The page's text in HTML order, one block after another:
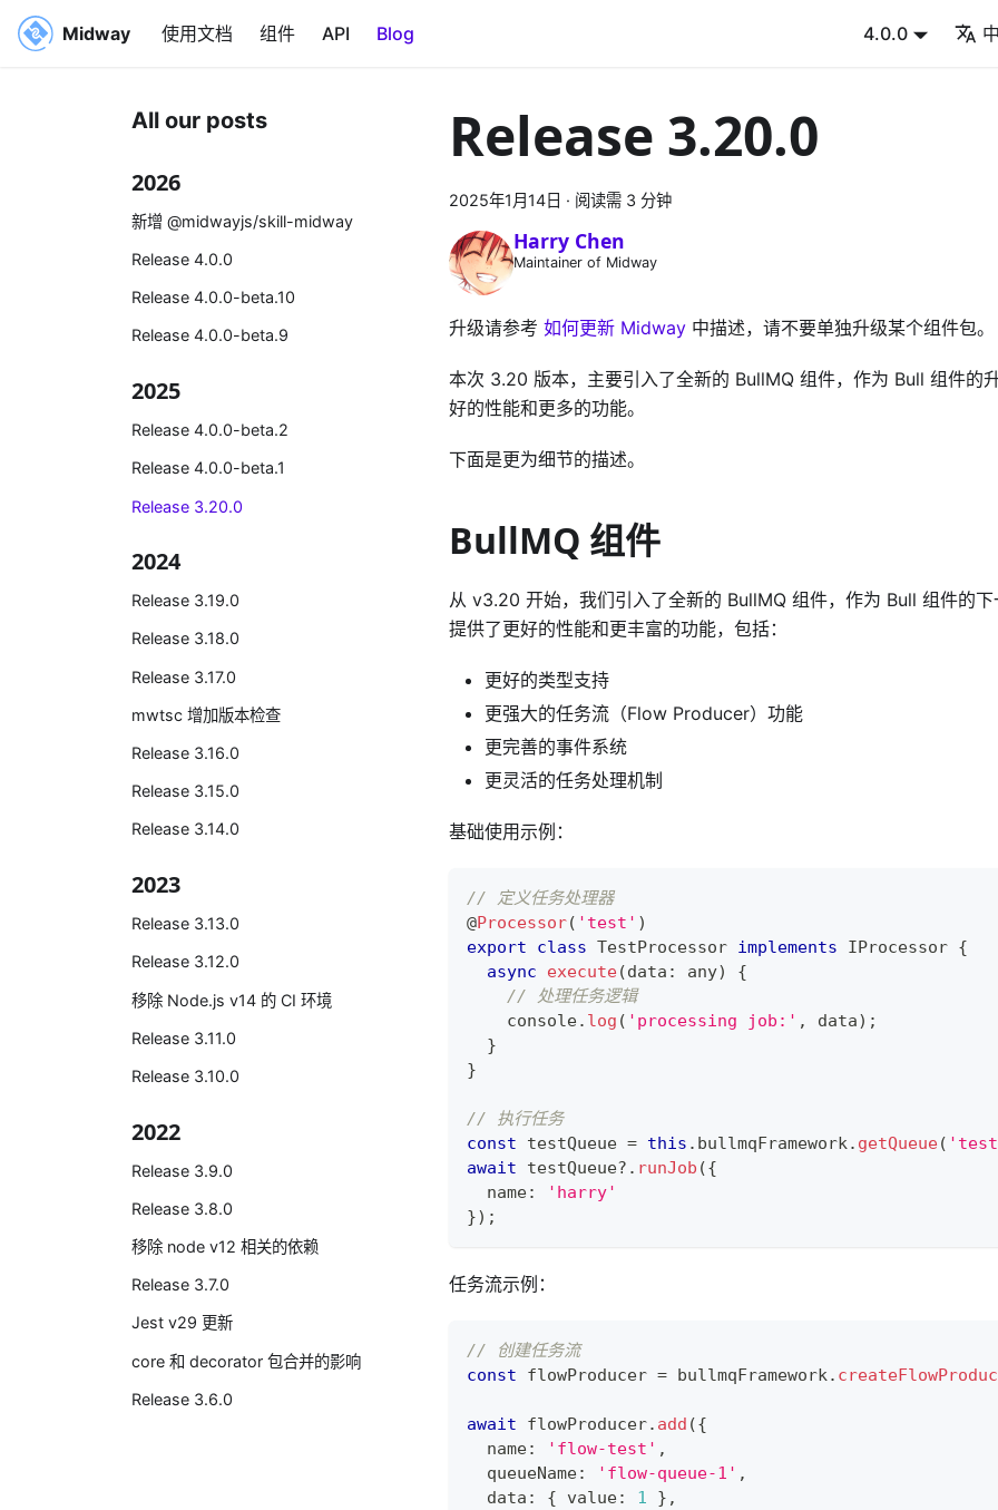
Midway 使用文档 组件 API Blog 4.0.0
All our posts
2026
新增 @midwayjs/skill-midway
Release 4.0.0
Release 4.0.0-beta.10
Release 4.0.0-beta.9
2025
Release 4.0.0-beta.2
Release 4.0.0-beta.1
Release 3.20.0
2024
Release 3.19.0
Release 3.18.0
Release 3.17.0
mwtsc 增加版本检查
Release 3.16.0
Release 3.15.0
Release 3.14.0
2023
Release 3.13.0
Release 3.12.0
移除 Node.js v14 的 CI 环境
Release 3.11.0
Release 3.10.0
2022
Release 3.9.0
Release 3.8.0
移除 node v12 相关的依赖
Release 3.7.0
Jest v29 更新
core 和 decorator 包合并的影响
Release 3.6.0
Release 3.20.0
2025年1月14日 · 阅读需 3 分钟
Harry Chen
Maintainer of Midway
升级请参考 如何更新 Midway 中描述，请不要单独升级某个组件包。
本次 3.20 版本，主要引入了全新的 BullMQ 组件，作为 Bull 组件的
好的性能和更多的功能。
下面是更为细节的描述。
BullMQ 组件
从 v3.20 开始，我们引入了全新的 BullMQ 组件，作为 Bull 组件的
提供了更好的性能和更丰富的功能，包括：
更好的类型支持
更强大的任务流（Flow Producer）功能
更完善的事件系统
更灵活的任务处理机制
基础使用示例：
// 定义任务处理器
@Processor( 'test' )
export
class TestProcessor implements IProcessor {
async
execute(data : any)
{
// 处理任务逻辑
console. log ( 'processing job:' , data) ;
}
}
// 执行任务
const testQueue = this . bullmqFramework . getQueue(
await testQueue?. runJob ({
  name
:
'harry'
}) ;
任务流示例：
// 创建任务流
const flowProducer = bullmqFramework .
await flowProducer. add ({
  name
: 'flow-test' ,
  queueName
: 'flow-queue-1' ,
  data
: { value: 1 } ,